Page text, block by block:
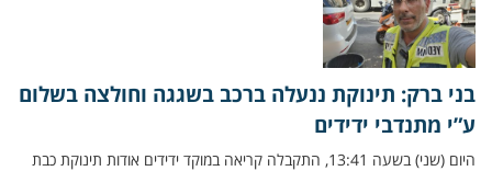
בני ברק: תינוקת ננעלה ברכב בשגגה וחולצה בשלום
ע”י מתנדבי ידידים
היום (שני) בשעה 13:41, התקבלה קריאה במוקד ידידים אודות תינוקת כבת